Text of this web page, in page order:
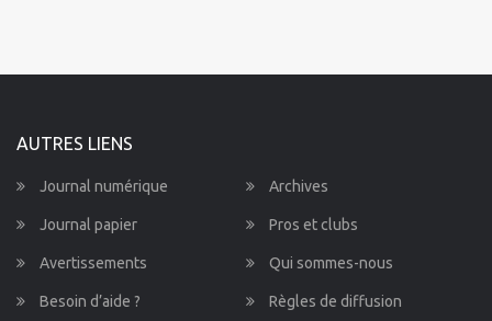
AUTRES LIENS
Journal numérique Archives
Journal papier Pros et clubs
Avertissements Qui sommes-nous
Besoin d’aide ? Règles de diffusion